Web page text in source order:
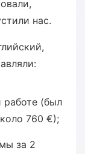
нас.
работе (был
760 €);
за 2